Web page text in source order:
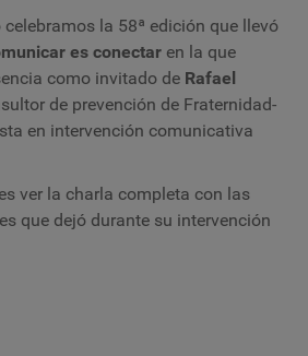
la 58ª edición que llevó
es conectar en la que
como invitado de Rafael
de prevención de Fraternidad-
en intervención comunicativa
ver la charla completa con las
que dejó durante su intervención